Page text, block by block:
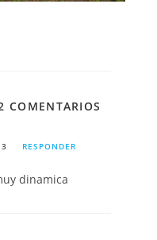
COMENTARIOS
RESPONDER
dinamica